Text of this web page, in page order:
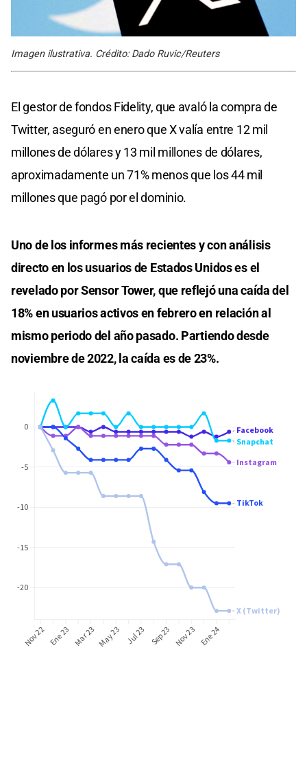
Imagen ilustrativa. Crédito: Dado Ruvic/Reuters
El gestor de fondos Fidelity, que avaló la compra de
Twitter, aseguró en enero que X valía entre 12 mil
millones de dólares y 13 mil millones de dólares,
aproximadamente un 71% menos que los 44 mil
millones que pagó por el dominio.
Uno de los informes más recientes y con análisis
directo en los usuarios de Estados Unidos es el
revelado por Sensor Tower, que reflejó una caída del
18% en usuarios activos en febrero en relación al
mismo periodo del año pasado. Partiendo desde
noviembre de 2022, la caída es de 23%.